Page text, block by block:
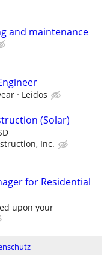
and maintenance
Leidos
(Solar)
Inc.
for Residential
upon your